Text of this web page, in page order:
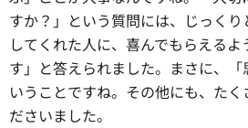
すか？」という質問には、じっく
してくれた人に、喜んでもらえる
す」と答えられました。まさに、
いうことですね。その他にも、たく
ださいました。